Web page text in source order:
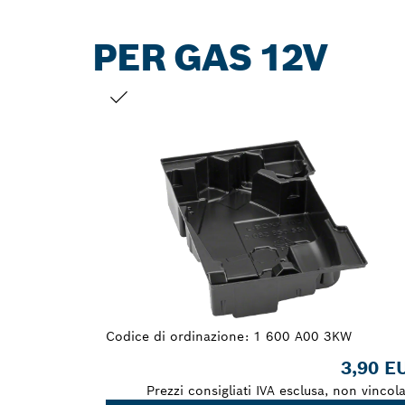
PER GAS 12V
Codice di ordinazione: 1 600 A00 3KW
3,90
Prezzi consigliati IVA esclusa, non